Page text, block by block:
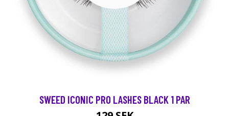
SWEED ICONIC PRO LASHES BLACK 1 PAR